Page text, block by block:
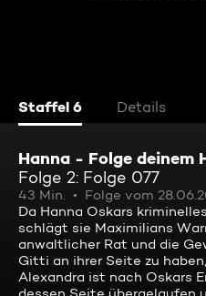
Staffel 6 Details
Hanna - Folge deinem
Folge 2: Folge 077
43 Min. Folge vom
Da Hanna Oskars
schlägt sie Maximilians
anwaltlicher Rat und die
Gitti an ihrer Seite zu
Alexandra ist nach Oskars